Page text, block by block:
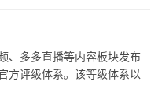
、多多直播等内容板块发布
方评级体系。该等级体系以